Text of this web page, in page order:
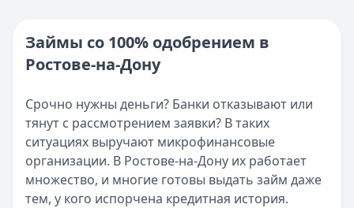
Категория:МФО и микрозаймы
Читать статью
Возврат переплаты в «Займере»: актуальная
Кратко:Разбираем, как вернуть переплату или
Категория:МФО
Читать новость
Срочный микрозайм 15 000 ₽ на карту: свежая
Кратко:Нужны 15 000 рублей на карту прямо сегодня?
Опубликовано: 5 декабря 2025 г.
Категория:МФО
Займы со 100% одобрением в
Ростове-на-Дону
Срочно нужны деньги? Банки отказывают или
тянут с рассмотрением заявки? В таких
ситуациях выручают микрофинансовые
организации. В Ростове-на-Дону их работает
множество, и многие готовы выдать займ даже
тем, у кого испорчена кредитная история.